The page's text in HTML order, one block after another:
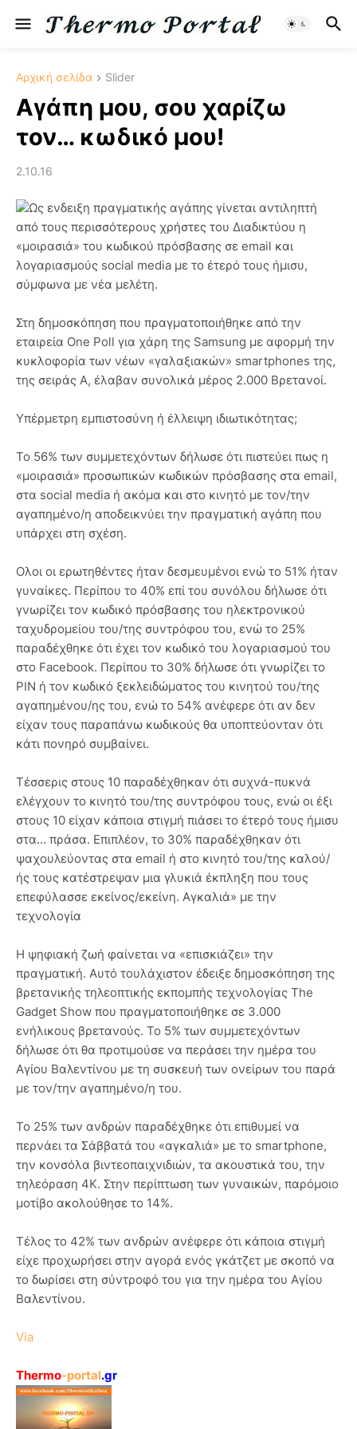
Αρχική σελίδα Slider
Αγάπη μου, σου χαρίζω
τον… κωδικό μου!
2.10.16
Ως ενδειξη πραγματικής αγάπης γίνεται αντιληπτή
από τους περισσότερους χρήστες του Διαδικτύου η
«μοιρασιά» του κωδικού πρόσβασης σε email και
λογαριασμούς social media με το έτερό τους ήμισυ,
σύμφωνα με νέα μελέτη.
Στη δημοσκόπηση που πραγματοποιήθηκε από την
εταιρεία One Poll για χάρη της Samsung με αφορμή την
κυκλοφορία των νέων «γαλαξιακών» smartphones της,
της σειράς A, έλαβαν συνολικά μέρος 2.000 Βρετανοί.
Υπέρμετρη εμπιστοσύνη ή έλλειψη ιδιωτικότητας;
Το 56% των συμμετεχόντων δήλωσε ότι πιστεύει πως η
«μοιρασιά» προσωπικών κωδικών πρόσβασης στα email,
στα social media ή ακόμα και στο κινητό με τον/την
αγαπημένο/η αποδεικνύει την πραγματική αγάπη που
υπάρχει στη σχέση.
Ολοι οι ερωτηθέντες ήταν δεσμευμένοι ενώ το 51% ήταν
γυναίκες. Περίπου το 40% επί του συνόλου δήλωσε ότι
γνωρίζει τον κωδικό πρόσβασης του ηλεκτρονικού
ταχυδρομείου του/της συντρόφου του, ενώ το 25%
παραδέχθηκε ότι έχει τον κωδικό του λογαριασμού του
στο Facebook. Περίπου το 30% δήλωσε ότι γνωρίζει το
PIN ή τον κωδικό ξεκλειδώματος του κινητού του/της
αγαπημένου/ης του, ενώ το 54% ανέφερε ότι αν δεν
είχαν τους παραπάνω κωδικούς θα υποπτεύονταν ότι
κάτι πονηρό συμβαίνει.
Τέσσερις στους 10 παραδέχθηκαν ότι συχνά-πυκνά
ελέγχουν το κινητό του/της συντρόφου τους, ενώ οι έξι
στους 10 είχαν κάποια στιγμή πιάσει το έτερό τους ήμισυ
στα… πράσα. Επιπλέον, το 30% παραδέχθηκαν ότι
ψαχουλεύοντας στα email ή στο κινητό του/της καλού/
ής τους κατέστρεψαν μια γλυκιά έκπληξη που τους
επεφύλασσε εκείνος/εκείνη. Αγκαλιά» με την
τεχνολογία
Η ψηφιακή ζωή φαίνεται να «επισκιάζει» την
πραγματική. Αυτό τουλάχιστον έδειξε δημοσκόπηση της
βρετανικής τηλεοπτικής εκπομπής τεχνολογίας The
Gadget Show που πραγματοποιήθηκε σε 3.000
ενήλικους βρετανούς. Το 5% των συμμετεχόντων
δήλωσε ότι θα προτιμούσε να περάσει την ημέρα του
Αγίου Βαλεντίνου με τη συσκευή των ονείρων του παρά
με τον/την αγαπημένο/η του.
Το 25% των ανδρών παραδέχθηκε ότι επιθυμεί να
περνάει τα Σάββατά του «αγκαλιά» με το smartphone,
την κονσόλα βιντεοπαιχνιδιών, τα ακουστικά του, την
τηλεόραση 4Κ. Στην περίπτωση των γυναικών, παρόμοιο
μοτίβο ακολούθησε το 14%.
Τέλος το 42% των ανδρών ανέφερε ότι κάποια στιγμή
είχε προχωρήσει στην αγορά ενός γκάτζετ με σκοπό να
το δωρίσει στη σύντροφό του για την ημέρα του Αγίου
Βαλεντίνου.
Via
Thermo-portal.gr